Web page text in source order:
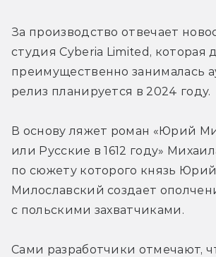
За производство отвечает
студия Cyberia Limited, которая
преимущественно занималась
релиз планируется в 2024 году.
В основу ляжет роман «Юрий
или Русские в 1612 году»
по сюжету которого князь Юрий
Милославский создает
с польскими захватчиками.
Сами разработчики отмечают,